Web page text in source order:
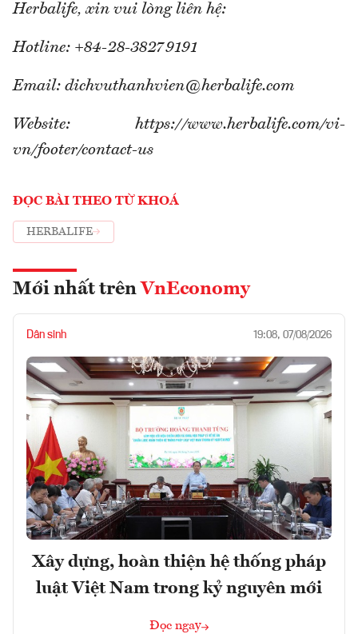
Herbalife, xin vui lòng liên hệ:
Hotline: +84-28-38279191
Email: dichvuthanhvien@herbalife.com
Website: https://www.herbalife.com/vi-
vn/footer/contact-us
ĐỌC BÀI THEO TỪ KHOÁ
HERBALIFE
Mới nhất trên VnEconomy
Dân sinh 19:08, 07/08/2026
Xây dựng, hoàn thiện hệ thống pháp
luật Việt Nam trong kỷ nguyên mới
Đọc ngay